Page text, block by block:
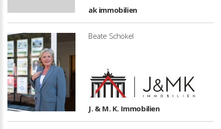
ak immobilien
Beate Schökel
J. & M. K. Immobilien